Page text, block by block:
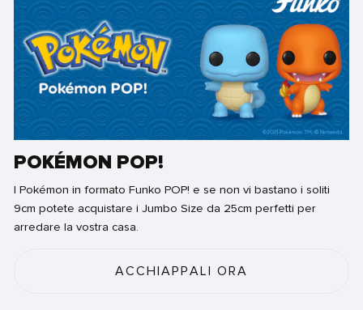
POKÉMON POP!
I Pokémon in formato Funko POP! e se non vi bastano i soliti
9cm potete acquistare i Jumbo Size da 25cm perfetti per
arredare la vostra casa.
ACCHIAPPALI ORA